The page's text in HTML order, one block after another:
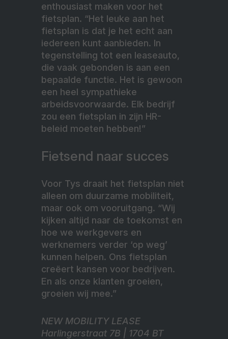
enthousiast maken voor het
fietsplan. “Het leuke aan het
fietsplan is dat je het echt aan
iedereen kunt aanbieden. In
tegenstelling tot een leaseauto,
die vaak gebonden is aan een
bepaalde functie. Het is gewoon
een heel sympathieke
arbeidsvoorwaarde. Elk bedrijf
zou een fietsplan in zijn HR-
beleid moeten hebben!”
Fietsend naar succes
Voor Tys draait het fietsplan niet
alleen om duurzame mobiliteit,
maar ook om vooruitgang. “Wij
kijken altijd naar de toekomst en
hoe we werkgevers en
werknemers verder ‘op weg’
kunnen helpen. Ons fietsplan
creëert kansen voor bedrijven.
En als onze klanten groeien,
groeien wij mee.”
NEW MOBILITY LEASE
Harlingerstraat 7B | 1704 BT